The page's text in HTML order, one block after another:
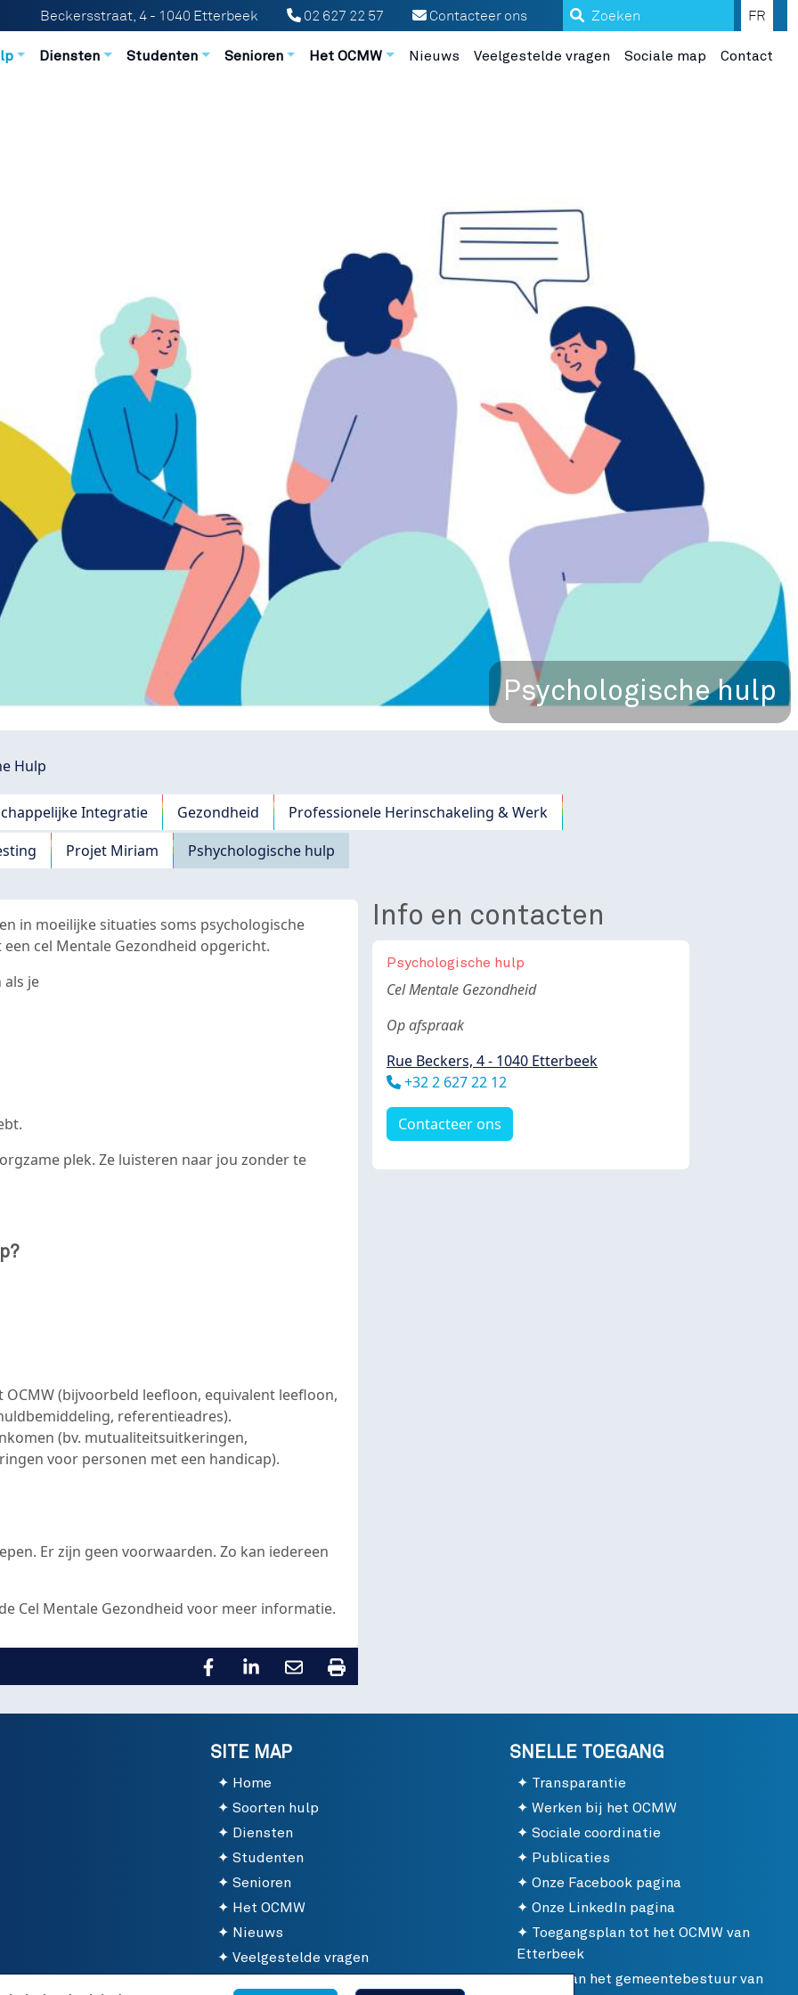
Zoeken FR
Contacteer ons
02 627 22 57
Beckersstraat, 4 - 1040 Etterbeek
principale
Diensten Studenten Senioren Het OCMW Nieuws Veelgestelde vragen Sociale map Contact
Psychologische hulp
Hulp
Integratie Gezondheid
Professionele Herinschakeling & Werk
Projet Miriam Pshychologische hulp
in moeilijke situaties soms psychologische
cel Mentale Gezondheid opgericht.
als je
plek. Ze luisteren naar jou zonder te
OCMW (bijvoorbeld leefloon, equivalent leefloon,
referentieadres).
(bv. mutualiteitsuitkeringen,
voor personen met een handicap).
Er zijn geen voorwaarden. Zo kan iedereen
Cel Mentale Gezondheid voor meer informatie.
Info en contacten
Psychologische hulp
Body
Cel Mentale Gezondheid
Op afspraak
Rue Beckers, 4 - 1040 Etterbeek
Téléphone
+32 2 627 22 12
Contacteer ons
SITE MAP
Home
Soorten hulp
Diensten
Studenten
Senioren
Het OCMW
Nieuws
Veelgestelde vragen
SNELLE TOEGANG
Transparantie
Werken bij het OCMW
Sociale coordinatie
Publicaties
Onze Facebook pagina
Onze LinkedIn pagina
Toegangsplan tot het OCMW van
Etterbeek
Site van het gemeentebestuur van